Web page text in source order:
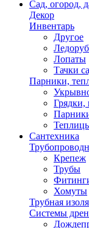
Сад, огород,
Декор
Инвентарь
Другое
Лопаты
Тачки
Парники,
Грядки,
Сантехника
Крепеж
Трубы
Хомуты
Трубная
Системы